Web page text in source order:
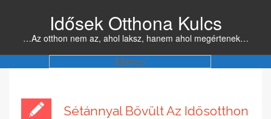
Idősek Otthona Kulcs
…Az otthon nem az, ahol laksz, hanem ahol megértenek…
Menu
Sétánnyal Bővült Az Idősotthon